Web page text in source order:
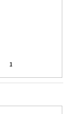
1